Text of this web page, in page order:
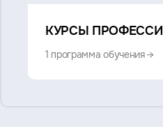
Смотрите
также:
КУРСЫ
1 программа обучения →